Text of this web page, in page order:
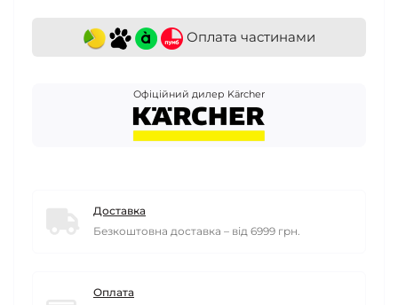
Оплата частинами
Офіційний дилер Kärcher
Доставка
Безкоштовна доставка – від 6999 грн.
Оплата